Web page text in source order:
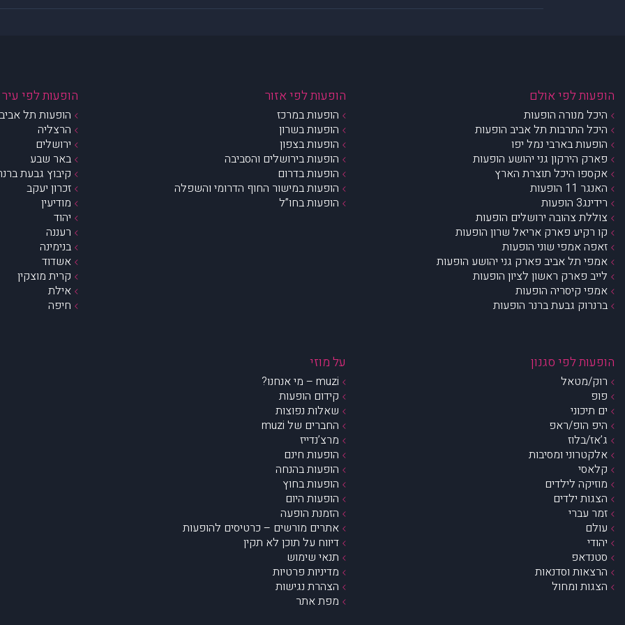
הופעות לפי אולם
היכל מנורה הופעות
היכל התרבות תל אביב הופעות
הופעות בארבי נמל יפו
פארק הירקון גני יהושע הופעות
אקספו היכל תוצרת הארץ
האנגר 11 הופעות
רידינג3 הופעות
צוללת צהובה ירושלים הופעות
קו רקיע פארק אריאל שרון הופעות
זאפה אמפי שוני הופעות
אמפי תל אביב פארק גני יהושע הופעות
לייב פארק ראשון לציון הופעות
אמפי קיסריה הופעות
ברנרוק גבעת ברנר הופעות
הופעות לפי אזור
הופעות במרכז
הופעות בשרון
הופעות בצפון
הופעות בירושלים והסביבה
הופעות בדרום
הופעות במישור החוף הדרומי והשפלה
הופעות בחו”ל
הופעות לפי עיר
הופעות תל
הרצליה
ירושלים
באר שבע
קיבוץ גבעת
זכרון יעקב
מודיעין
יהוד
רעננה
בנימינה
אשדוד
קרית מוצקין
אילת
חיפה
הופעות לפי סגנון
רוק/מטאל
פופ
ים תיכוני
היפ הופ/ראפ
ג’אז/בלוז
אלקטרוני ומסיבות
קלאסי
מוזיקה לילדים
הצגות ילדים
זמר עברי
עולם
יהודי
סטנדאפ
הרצאות וסדנאות
הצגות ומחול
על מוזי
muzi – מי אנחנו?
קידום הופעות
שאלות נפוצות
החברים של muzi
מרצ’נדייז
הופעות חינם
הופעות בהנחה
הופעות בחוץ
הופעות היום
הזמנת הופעה
אתרים מורשים – כרטיסים להופעות
דיווח על תוכן לא תקין
תנאי שימוש
מדיניות פרטיות
הצהרת נגישות
מפת אתר